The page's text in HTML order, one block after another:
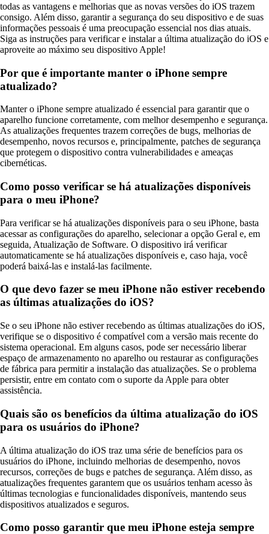
todas as vantagens e melhorias que as novas versões do iOS trazem
consigo. Além disso, garantir a segurança do seu dispositivo e de suas
informações pessoais é uma preocupação essencial nos dias atuais.
Siga as instruções para verificar e instalar a última atualização do iOS e
aproveite ao máximo seu dispositivo Apple!
Por que é importante manter o iPhone sempre
atualizado?
Manter o iPhone sempre atualizado é essencial para garantir que o
aparelho funcione corretamente, com melhor desempenho e segurança.
As atualizações frequentes trazem correções de bugs, melhorias de
desempenho, novos recursos e, principalmente, patches de segurança
que protegem o dispositivo contra vulnerabilidades e ameaças
cibernéticas.
Como posso verificar se há atualizações disponíveis
para o meu iPhone?
Para verificar se há atualizações disponíveis para o seu iPhone, basta
acessar as configurações do aparelho, selecionar a opção Geral e, em
seguida, Atualização de Software. O dispositivo irá verificar
automaticamente se há atualizações disponíveis e, caso haja, você
poderá baixá-las e instalá-las facilmente.
O que devo fazer se meu iPhone não estiver recebendo
as últimas atualizações do iOS?
Se o seu iPhone não estiver recebendo as últimas atualizações do iOS,
verifique se o dispositivo é compatível com a versão mais recente do
sistema operacional. Em alguns casos, pode ser necessário liberar
espaço de armazenamento no aparelho ou restaurar as configurações
de fábrica para permitir a instalação das atualizações. Se o problema
persistir, entre em contato com o suporte da Apple para obter
assistência.
Quais são os benefícios da última atualização do iOS
para os usuários do iPhone?
A última atualização do iOS traz uma série de benefícios para os
usuários do iPhone, incluindo melhorias de desempenho, novos
recursos, correções de bugs e patches de segurança. Além disso, as
atualizações frequentes garantem que os usuários tenham acesso às
últimas tecnologias e funcionalidades disponíveis, mantendo seus
dispositivos atualizados e seguros.
Como posso garantir que meu iPhone esteja sempre